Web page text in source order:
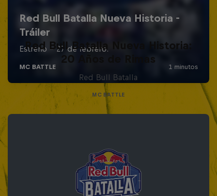
Red Bull Batalla Nueva Historia:
20 Años de Rimas
Red Bull Batalla
MC BATTLE